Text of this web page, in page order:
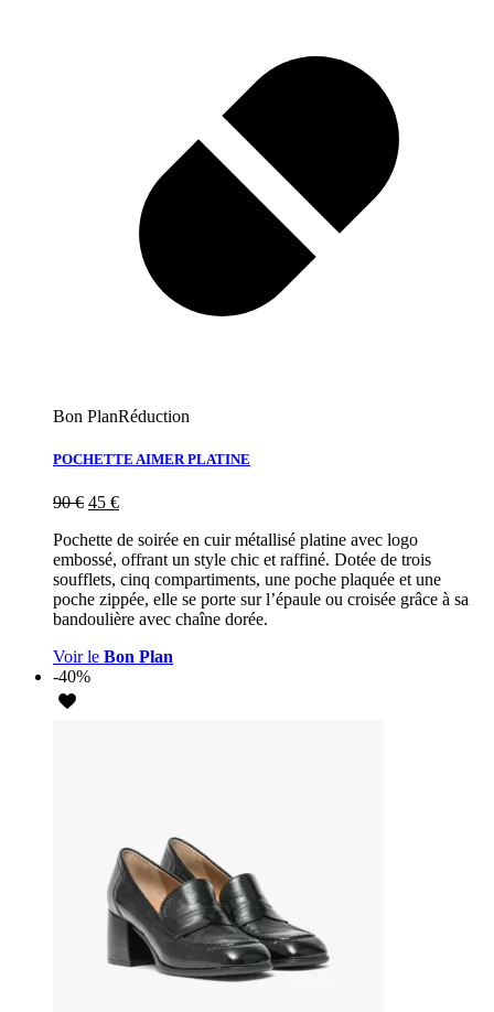
Bon PlanRéduction
POCHETTE AIMER PLATINE
90€ 45 €
Pochette de soirée en cuir métallisé platine avec logo
embossé, offrant un style chic et raffiné. Dotée de trois
soufflets, cinq compartiments, une poche plaquée et une
poche zippée, elle se porte sur l’épaule ou croisée grâce à sa
bandoulière avec chaîne dorée.
Voir le Bon Plan
-40%